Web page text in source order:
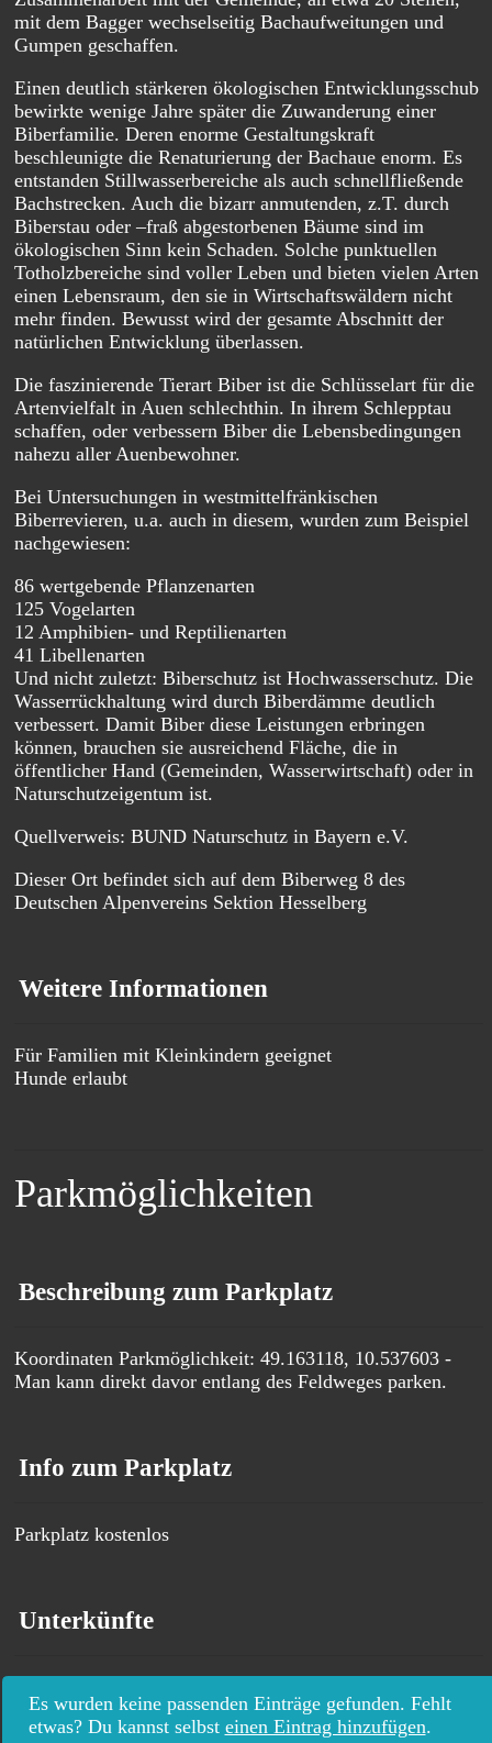
mit dem Bagger wechselseitig Bachaufweitungen und
Gumpen geschaffen.
Einen deutlich stärkeren ökologischen Entwicklungsschub
bewirkte wenige Jahre später die Zuwanderung einer
Biberfamilie. Deren enorme Gestaltungskraft
beschleunigte die Renaturierung der Bachaue enorm. Es
entstanden Stillwasserbereiche als auch schnellfließende
Bachstrecken. Auch die bizarr anmutenden, z.T. durch
Biberstau oder –fraß abgestorbenen Bäume sind im
ökologischen Sinn kein Schaden. Solche punktuellen
Totholzbereiche sind voller Leben und bieten vielen Arten
einen Lebensraum, den sie in Wirtschaftswäldern nicht
mehr finden. Bewusst wird der gesamte Abschnitt der
natürlichen Entwicklung überlassen.
Die faszinierende Tierart Biber ist die Schlüsselart für die
Artenvielfalt in Auen schlechthin. In ihrem Schlepptau
schaffen, oder verbessern Biber die Lebensbedingungen
nahezu aller Auenbewohner.
Bei Untersuchungen in westmittelfränkischen
Biberrevieren, u.a. auch in diesem, wurden zum Beispiel
nachgewiesen:
86 wertgebende Pflanzenarten
125 Vogelarten
12 Amphibien- und Reptilienarten
41 Libellenarten
Und nicht zuletzt: Biberschutz ist Hochwasserschutz. Die
Wasserrückhaltung wird durch Biberdämme deutlich
verbessert. Damit Biber diese Leistungen erbringen
können, brauchen sie ausreichend Fläche, die in
öffentlicher Hand (Gemeinden, Wasserwirtschaft) oder in
Naturschutzeigentum ist.
Quellverweis: BUND Naturschutz in Bayern e.V.
Dieser Ort befindet sich auf dem Biberweg 8 des
Deutschen Alpenvereins Sektion Hesselberg
Weitere Informationen
Für Familien mit Kleinkindern geeignet
Hunde erlaubt
Parkmöglichkeiten
Beschreibung zum Parkplatz
Koordinaten Parkmöglichkeit: 49.163118, 10.537603 -
Man kann direkt davor entlang des Feldweges parken.
Info zum Parkplatz
Parkplatz kostenlos
Unterkünfte
Es wurden keine passenden Einträge gefunden. Fehlt
etwas? Du kannst selbst einen Eintrag hinzufügen.